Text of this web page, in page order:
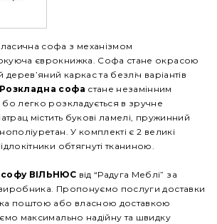
софа з механізмом
єврокнижка. Софа стане окрасою
каркас та безліч варіантів
Розкладна софа стане незамінним
легко розкладується в зручне
містить букові ламелі, пружинний
У комплекті є 2 великі
обтягнуті тканиною.
софу ВІЛЬНЮС від “Радуга Меблі” за
Пропонуємо послуги доставки
поштою або власною доставкою
максимально надійну та швидку